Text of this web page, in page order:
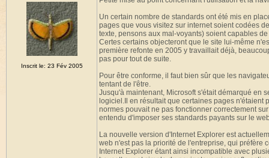
Inscrit le: 23 Fév 2005
Un certain nombre de standards ont été mis en
pages que vous visitez sur internet soient codées
texte, pensons aux mal-voyants) soient capables
Certes certains objecteront que le site lui-même
première refonte en 2005 y travaillait déjà,
pas pour tout de suite.
Pour être conforme, il faut bien sûr que les
tentant de l'être.
Jusqu'à maintenant, Microsoft s'était démarqué en
logiciel.Il en résultait que certaines pages
normes pouvait ne pas fonctionner correctement
entendu d'imposer ses standards payants sur le
La nouvelle version d'Internet Explorer est
web n'est pas la priorité de l'entreprise, qui préfère
Internet Explorer étant ainsi incompatible avec